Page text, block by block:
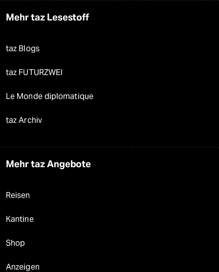
Mehr taz Lesestoff
taz Blogs
taz FUTURZWEI
Le Monde diplomatique
taz Archiv
Mehr taz Angebote
Reisen
Kantine
Shop
Anzeigen